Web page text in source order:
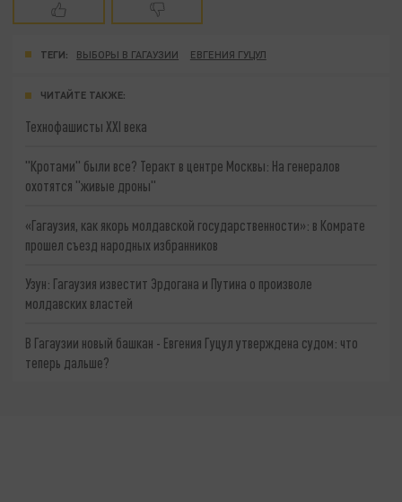
ТЕГИ: ВЫБОРЫ В ГАГАУЗИИ ЕВГЕНИЯ ГУЦУЛ
ЧИТАЙТЕ ТАКЖЕ:
Технофашисты XXI века
"Кротами" были все? Теракт в центре Москвы: На генералов
охотятся "живые дроны"
«Гагаузия, как якорь молдавской государственности»: в Комрате
прошел съезд народных избранников
Узун: Гагаузия известит Эрдогана и Путина о произволе
молдавских властей
В Гагаузии новый башкан - Евгения Гуцул утверждена судом: что
теперь дальше?